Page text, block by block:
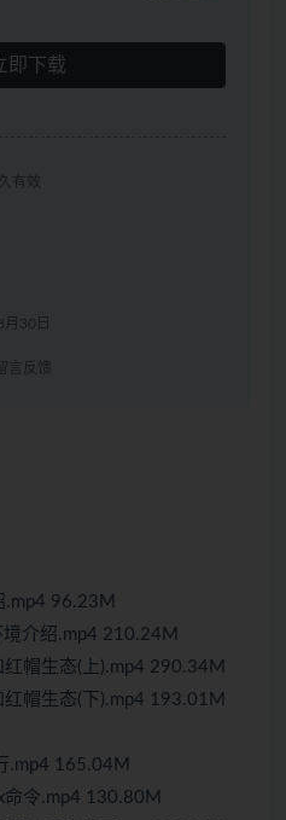
即下载
有效
30日
言反馈
.mp4 96.23M
介绍.mp4 210.24M
帽生态(上).mp4 290.34M
帽生态(下).mp4 193.01M
.mp4 165.04M
令.mp4 130.80M